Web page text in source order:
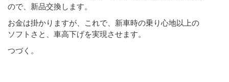
ので、新品交換します。
お金は掛かりますが、これで、新車時の乗り心地以上の
ソフトさと、車高下げを実現させます。
つづく。